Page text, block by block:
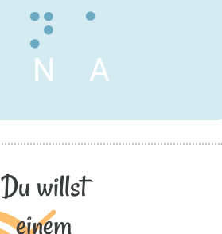
N A
Du willst
einem